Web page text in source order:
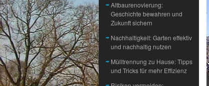
Altbaurenovierung:
Geschichte bewahren und
Zukunft sichern
Nachhaltigkeit: Garten effektiv
und nachhaltig nutzen
Mülltrennung zu Hause: Tipps
und Tricks für mehr Effizienz